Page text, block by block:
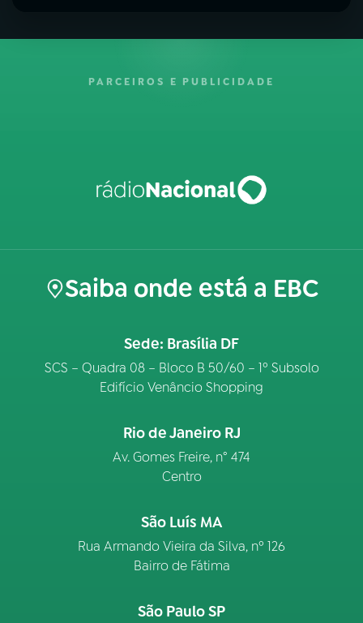
PARCEIROS E PUBLICIDADE
Saiba onde está a EBC
Sede: Brasília DF
SCS – Quadra 08 – Bloco B 50/60 – 1º Subsolo
Edifício Venâncio Shopping
Rio de Janeiro RJ
Av. Gomes Freire, n° 474
Centro
São Luís MA
Rua Armando Vieira da Silva, nº 126
Bairro de Fátima
São Paulo SP